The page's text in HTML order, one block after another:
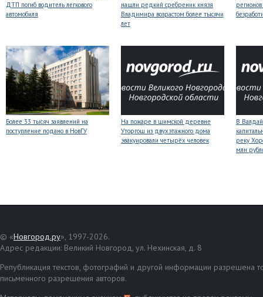
ДТП погиб водитель легкового
автомобиля
нашли редкий сребреник князя
Владимира возрастом более тысячи
лет
Более 33 тысяч заявлений на
поступление подано в НовГУ
На пожаре в шимской деревне
Уторгош из двухэтажного дома
эвакуировали четырёх человек
В
реку
млн
© «Новгород.ру», 1997-2026.
Адрес редакции: Великий Новгород, ул. Нехинская, д. 8
Републикация текстов, фотографий и другой информации разрешена
письменного разрешения авторов.